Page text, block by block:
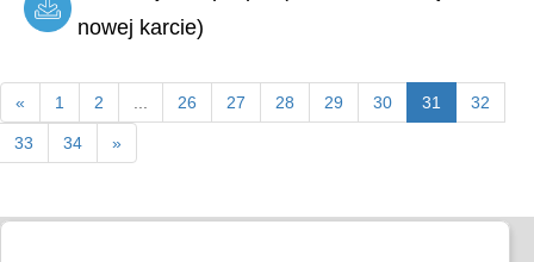
nowej karcie)
« 1 2 ... 26 27 28 29 30 31 32
33 34 »